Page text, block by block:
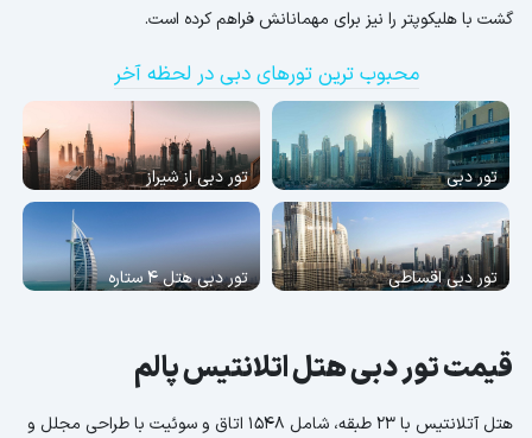
گشت با هلیکوپتر را نیز برای مهمانانش فراهم کرده است.
محبوب ترین تورهای دبی در لحظه آخر
تور دبی تور دبی از شیراز
تور دبی اقساطی تور دبی هتل 4 ستاره
قیمت تور دبی هتل اتلانتیس پالم
هتل آتلانتیس با 23 طبقه، شامل 1548 اتاق و سوئیت با طراحی مجلل و